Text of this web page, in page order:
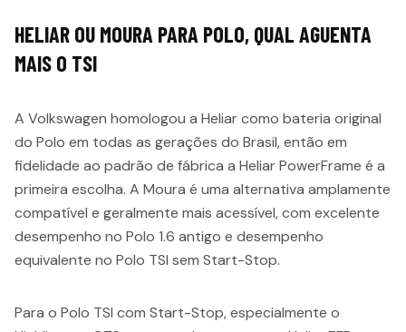
HELIAR OU MOURA PARA POLO, QUAL AGUENTA
MAIS O TSI
A Volkswagen homologou a Heliar como bateria original
do Polo em todas as gerações do Brasil, então em
fidelidade ao padrão de fábrica a Heliar PowerFrame é a
primeira escolha. A Moura é uma alternativa amplamente
compatível e geralmente mais acessível, com excelente
desempenho no Polo 1.6 antigo e desempenho
equivalente no Polo TSI sem Start-Stop.
Para o Polo TSI com Start-Stop, especialmente o